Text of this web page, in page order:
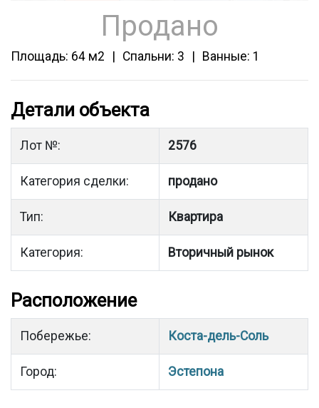
Продано
Площадь: 64 м2 Спальни: 3 Ванные: 1
Детали объекта
Лот №: 2576
Категория сделки: продано
Тип: Квартира
Категория: Вторичный рынок
Расположение
Побережье: Коста-дель-Соль
Город: Эстепона